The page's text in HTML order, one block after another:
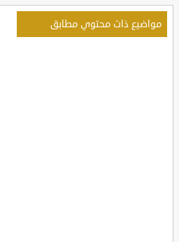
مواضيع ذات محتوي مطابق